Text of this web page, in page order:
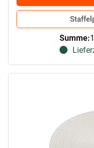
Summe:1